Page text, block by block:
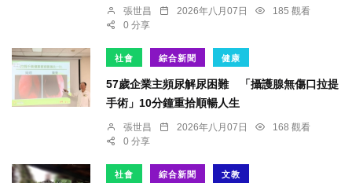
張世昌 2026年八月07日
185 觀看
0 分享
社會 綜合新聞 健康
57歲企業主頻尿解尿困難 「攝護腺無傷口拉提
手術」10分鐘重拾順暢人生
張世昌 2026年八月07日
168 觀看
0 分享
社會 綜合新聞 文教